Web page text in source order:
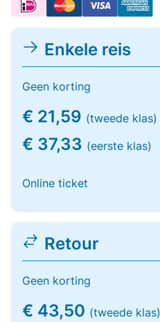
Enkele reis
Geen korting
€ 21,59 (tweede klas)
€ 37,33 (eerste klas)
Online ticket
Retour
Geen korting
€ 43,50 (tweede klas)